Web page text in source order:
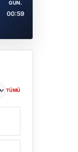
GUN.
00:59
TÜMÜ